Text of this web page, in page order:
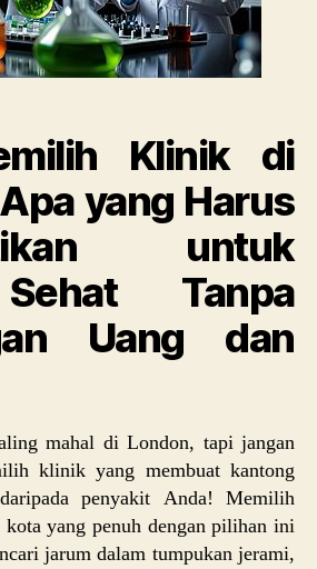
Sehat
Tanpa
Klinik di
yang Harus
untuk
Tanpa
Uang dan
mahal di London, tapi jangan
klinik yang membuat kantong
penyakit Anda! Memilih
yang penuh dengan pilihan ini
jarum dalam tumpukan jerami,